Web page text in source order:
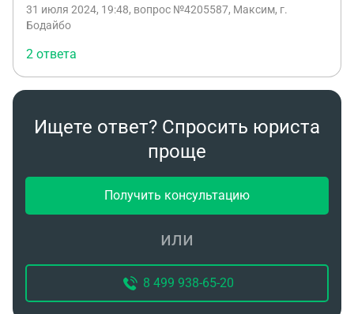
31 июля 2024, 19:48, вопрос №4205587, Максим, г.
Бодайбо
2 ответа
Ищете ответ? Спросить юриста
проще
Получить консультацию
или
8 499 938-65-20